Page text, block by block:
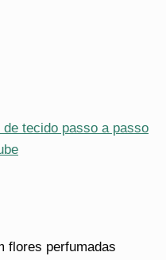
de tecido passo a passo
flores perfumadas